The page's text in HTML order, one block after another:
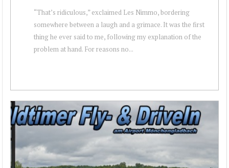
“That’s ridiculous,” exclaimed Les Nimmo, bordering
somewhere between a laugh and a grimace. It was the first
thing he ever said to me, following my explanation of the
problem at hand. For reasons no...